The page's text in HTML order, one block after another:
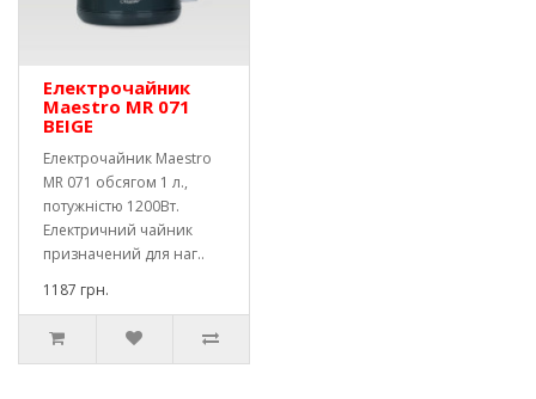
Електрочайник
Maestro MR 071
BEIGE
Електрочайник Maestro
MR 071 обсягом 1 л.,
потужністю 1200Вт.
Електричний чайник
призначений для наг..
1187 грн.